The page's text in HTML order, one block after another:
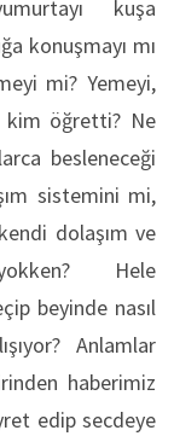
kuşa
konuşmayı mı
mi? Yemeyi,
kim öğretti? Ne
besleneceği
sistemini mi,
dolaşım ve
yokken? Hele
beyinde nasıl
Anlamlar
haberimiz
edip secdeye